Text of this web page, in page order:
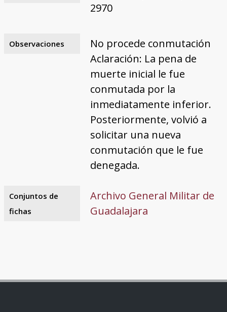
2970
Observaciones
No procede conmutación
Aclaración: La pena de
muerte inicial le fue
conmutada por la
inmediatamente inferior.
Posteriormente, volvió a
solicitar una nueva
conmutación que le fue
denegada.
Conjuntos de
fichas
Archivo General Militar de
Guadalajara